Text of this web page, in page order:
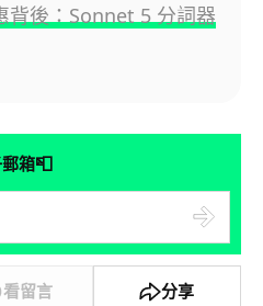
後：Sonnet 5 分詞器
箱📮
看留言 分享